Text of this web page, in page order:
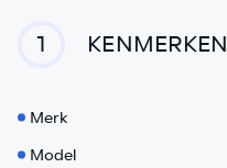
1 KENMERKEN
Merk
Model